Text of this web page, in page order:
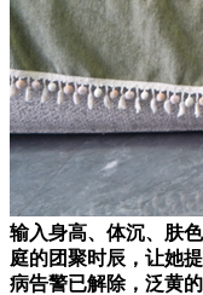
输入身高、体沉、肤
庭的团聚时辰，让她
病告警已解除，泛黄